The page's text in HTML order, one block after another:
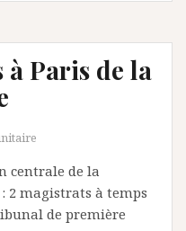
à Paris de la
centrale de la
2 magistrats à temps
de première